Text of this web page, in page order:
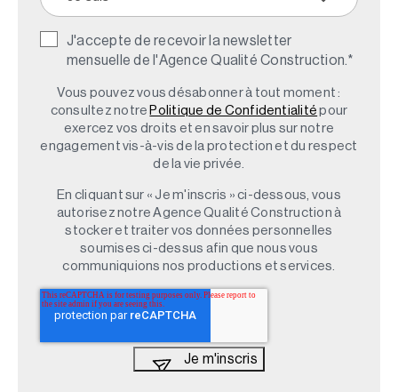
J'accepte de recevoir la newsletter
mensuelle de l'Agence Qualité Construction. *
Vous pouvez vous désabonner à tout moment :
consultez notre Politique de Confidentialité pour
exercez vos droits et en savoir plus sur notre
engagement vis-à-vis de la protection et du respect
de la vie privée.
En cliquant sur « Je m'inscris » ci-dessous, vous
autorisez notre Agence Qualité Construction à
stocker et traiter vos données personnelles
soumises ci-dessus afin que nous vous
communiquions nos productions et services.